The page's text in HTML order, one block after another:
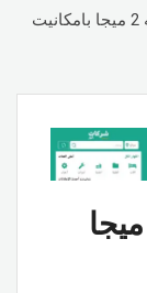
توريد كاميرات مراقبه 2 ميجا بامكانيت
توريد كاميرات مراقبه 2 ميجا